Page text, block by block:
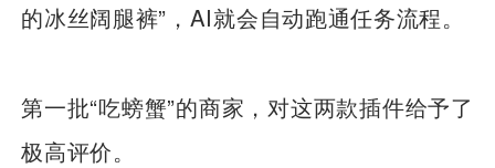
的冰丝阔腿裤”，AI就会自动跑通任务流程。
第一批“吃螃蟹”的商家，对这两款插件给予了
极高评价。